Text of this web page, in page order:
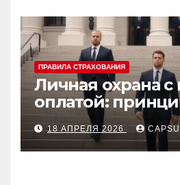
ПРАВИЛА СТРАХОВАНИЯ
Личная охрана с
оплатой:
и правовые
18 АПРЕЛЯ 2026